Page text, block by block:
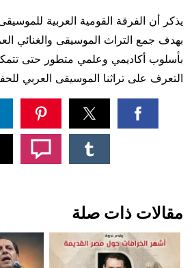
بهدف جمع التراث الموسيقى والغنائي
بأسلوب أكاديمي وعلمي متطور حتى
التعرف على تراثنا الموسيقى العربي
مقالات ذات صلة